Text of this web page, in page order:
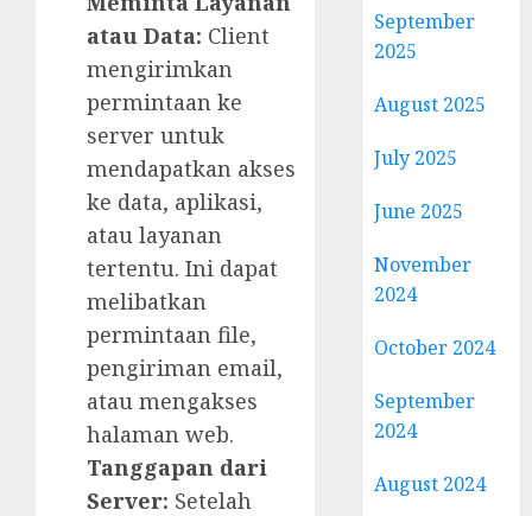
atau Data: Client
mengirimkan
permintaan ke
server untuk
mendapatkan akses
ke data, aplikasi,
atau layanan
tertentu. Ini dapat
melibatkan
permintaan file,
pengiriman email,
atau mengakses
halaman web.
Tanggapan dari
Server: Setelah
September
2025
August 2025
July 2025
June 2025
November
2024
October 2024
September
2024
August 2024